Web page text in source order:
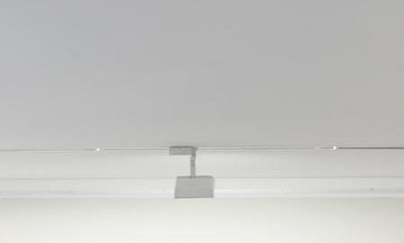
私たちの展示にジョージアの文化要素を取り入れるこ